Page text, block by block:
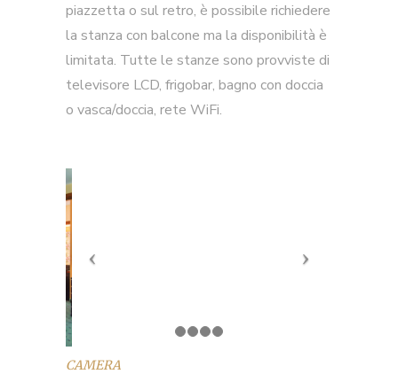
piazzetta o sul retro, è possibile richiedere
la stanza con balcone ma la disponibilità è
limitata. Tutte le stanze sono provviste di
televisore LCD, frigobar, bagno con doccia
o vasca/doccia, rete WiFi.
CAMERA